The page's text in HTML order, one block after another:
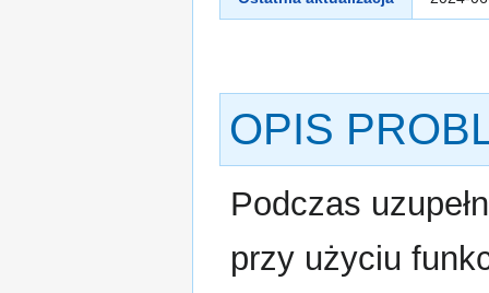
OPIS
Podczas
przy użyciu